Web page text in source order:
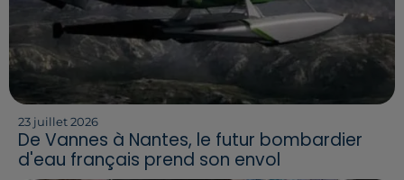
23 juillet 2026
De Vannes à Nantes, le futur bombardier
d'eau français prend son envol